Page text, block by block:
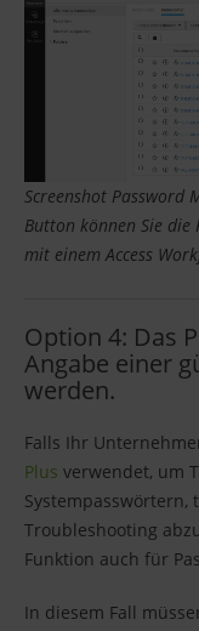
Screenshot Password
Button können Sie
mit einem Access
Option 4: Das
Angabe einer
werden.
Falls Ihr
Plus verwendet, um
Systempasswörtern,
Troubleshooting
Funktion auch für
In diesem Fall